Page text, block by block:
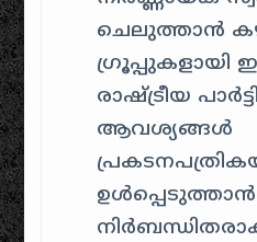
ചെലുത്താൻ
ഗ്രൂപ്പുകളായി
രാഷ്ട്രീയ
ആവശ്യങ്ങൾ
ഉൾപ്പെടുത്താൻ